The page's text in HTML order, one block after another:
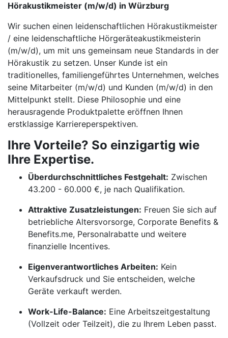
Hörakustikmeister (m/w/d) in Würzburg
Wir suchen einen leidenschaftlichen Hörakustikmeister
/ eine leidenschaftliche Hörgeräteakustikmeisterin
(m/w/d), um mit uns gemeinsam neue Standards in der
Hörakustik zu setzen. Unser Kunde ist ein
traditionelles, familiengeführtes Unternehmen, welches
seine Mitarbeiter (m/w/d) und Kunden (m/w/d) in den
Mittelpunkt stellt. Diese Philosophie und eine
herausragende Produktpalette eröffnen Ihnen
erstklassige Karriereperspektiven.
Ihre Vorteile? So einzigartig wie
Ihre Expertise.
Überdurchschnittliches Festgehalt: Zwischen
43.200 - 60.000 €, je nach Qualifikation.
Attraktive Zusatzleistungen: Freuen Sie sich auf
betriebliche Altersvorsorge, Corporate Benefits &
Benefits.me, Personalrabatte und weitere
finanzielle Incentives.
Eigenverantwortliches Arbeiten: Kein
Verkaufsdruck und Sie entscheiden, welche
Geräte verkauft werden.
Work-Life-Balance: Eine Arbeitszeitgestaltung
(Vollzeit oder Teilzeit), die zu Ihrem Leben passt.